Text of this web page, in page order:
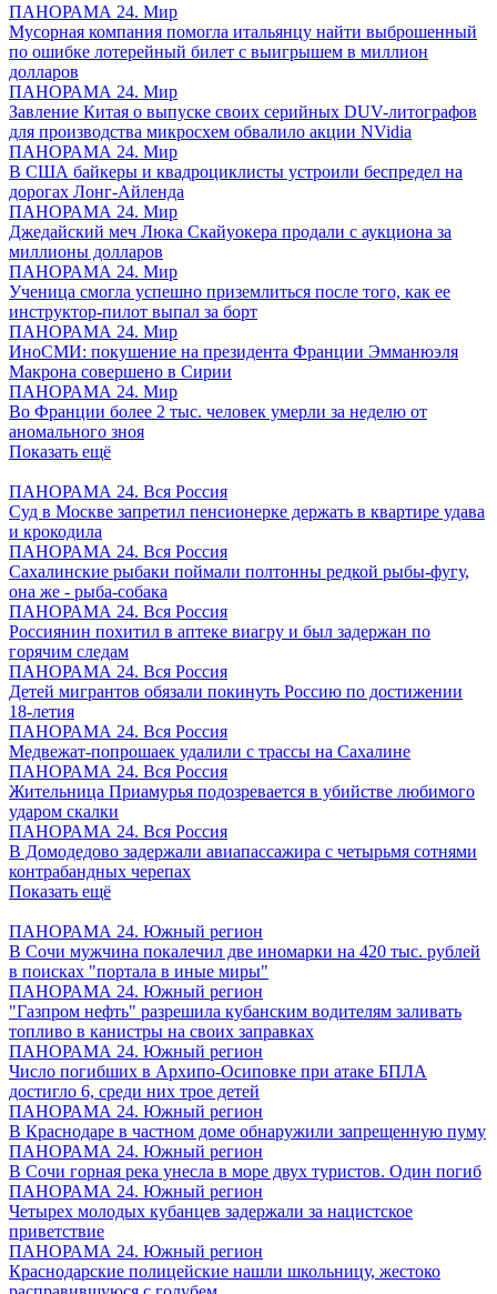
ПАНОРАМА 24. Мир
Мусорная компания помогла итальянцу найти выброшенный
по ошибке лотерейный билет с выигрышем в миллион
долларов
ПАНОРАМА 24. Мир
Завление Китая о выпуске своих серийных DUV-литографов
для производства микросхем обвалило акции NVidia
ПАНОРАМА 24. Мир
В США байкеры и квадроциклисты устроили беспредел на
дорогах Лонг-Айленда
ПАНОРАМА 24. Мир
Джедайский меч Люка Скайуокера продали с аукциона за
миллионы долларов
ПАНОРАМА 24. Мир
Ученица смогла успешно приземлиться после того, как ее
инструктор-пилот выпал за борт
ПАНОРАМА 24. Мир
ИноСМИ: покушение на президента Франции Эмманюэля
Макрона совершено в Сирии
ПАНОРАМА 24. Мир
Во Франции более 2 тыс. человек умерли за неделю от
аномального зноя
Показать ещё
ПАНОРАМА 24. Вся Россия
Суд в Москве запретил пенсионерке держать в квартире удава
и крокодила
ПАНОРАМА 24. Вся Россия
Сахалинские рыбаки поймали полтонны редкой рыбы-фугу,
она же - рыба-собака
ПАНОРАМА 24. Вся Россия
Россиянин похитил в аптеке виагру и был задержан по
горячим следам
ПАНОРАМА 24. Вся Россия
Детей мигрантов обязали покинуть Россию по достижении
18-летия
ПАНОРАМА 24. Вся Россия
Медвежат-попрошаек удалили с трассы на Сахалине
ПАНОРАМА 24. Вся Россия
Жительница Приамурья подозревается в убийстве любимого
ударом скалки
ПАНОРАМА 24. Вся Россия
В Домодедово задержали авиапассажира с четырьмя сотнями
контрабандных черепах
Показать ещё
ПАНОРАМА 24. Южный регион
В Сочи мужчина покалечил две иномарки на 420 тыс. рублей
в поисках "портала в иные миры"
ПАНОРАМА 24. Южный регион
"Газпром нефть" разрешила кубанским водителям заливать
топливо в канистры на своих заправках
ПАНОРАМА 24. Южный регион
Число погибших в Архипо-Осиповке при атаке БПЛА
достигло 6, среди них трое детей
ПАНОРАМА 24. Южный регион
В Краснодаре в частном доме обнаружили запрещенную пуму
ПАНОРАМА 24. Южный регион
В Сочи горная река унесла в море двух туристов. Один погиб
ПАНОРАМА 24. Южный регион
Четырех молодых кубанцев задержали за нацистское
приветствие
ПАНОРАМА 24. Южный регион
Краснодарские полицейские нашли школьницу, жестоко